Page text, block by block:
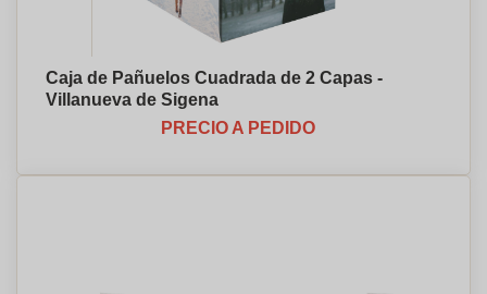
Caja de Pañuelos Cuadrada de 2 Capas -
Villanueva de Sigena
PRECIO A PEDIDO